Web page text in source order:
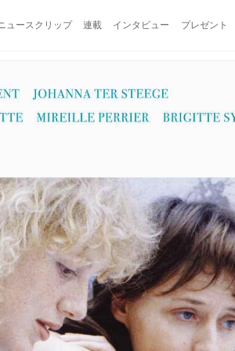
ュースクリップ 連載 インタビュー プレゼント